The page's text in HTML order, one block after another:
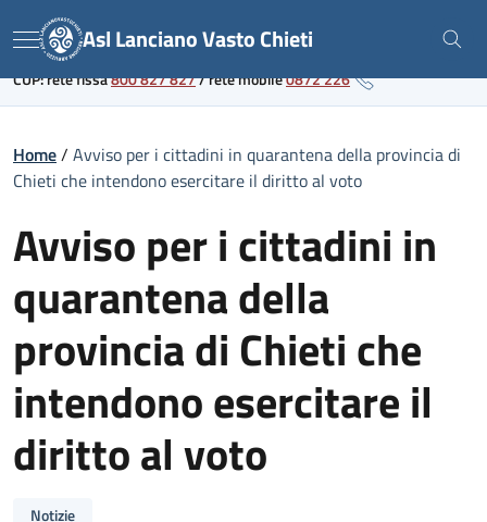
to
content
Link al portale sanitario regionale
Menu Asl Lanciano Vasto Chieti
CUP: rete fissa800 827 827/rete mobile0872 226
Home/ Avviso per i cittadini in quarantena della provincia di
Chieti che intendono esercitare il diritto al voto
Avviso per i cittadini in
quarantena della
provincia di Chieti che
intendono esercitare il
diritto al voto
Notizie